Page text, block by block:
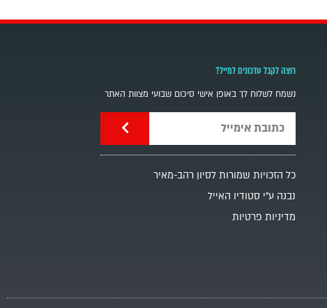
רוצה לקבל עדכונים למייל?
נשמח לשלוח לך באופן אישי סיכום שבועי מצוות האתר
כל הזכויות שמורות לסיון רהב-מאיר
נבנה ע"י סטודיו האייל
מדיניות פרטיות